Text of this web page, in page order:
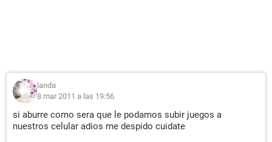
landa
8 mar 2011 a las 19:56
si aburre como sera que le podamos subir juegos a
nuestros celular adios me despido cuidate